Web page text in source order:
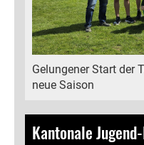
Gelungener Start der
neue Saison
Kantonale